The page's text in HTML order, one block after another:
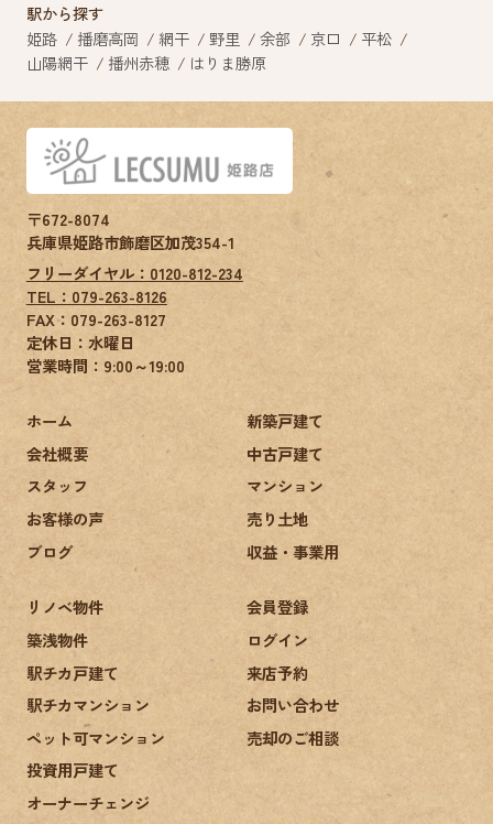
駅から探す
姫路
播磨高岡 網干 野里 余部 京口
平松
山陽網干
播州赤穂 はりま勝原
〒672-8074
兵庫県姫路市飾磨区加茂354-1
フリーダイヤル：0120-812-234
TEL：079-263-8126
FAX： 079-263-8127
定休日：水曜日
営業時間：9:00～19:00
ホーム
会社概要
スタッフ
お客様の声
ブログ
新築戸建て
中古戸建て
マンション
売り土地
収益・事業用
リノベ物件
築浅物件
駅チカ戸建て
駅チカマンション
ペット可マンション
投資用戸建て
オーナーチェンジ
会員登録
ログイン
来店予約
お問い合わせ
売却のご相談